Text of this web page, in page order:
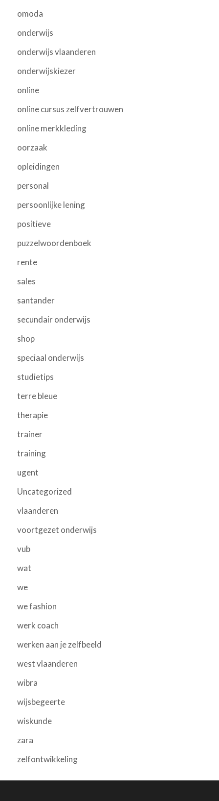
omoda
onderwijs
onderwijs vlaanderen
onderwijskiezer
online
online cursus zelfvertrouwen
online merkkleding
oorzaak
opleidingen
personal
persoonlijke lening
positieve
puzzelwoordenboek
rente
sales
santander
secundair onderwijs
shop
speciaal onderwijs
studietips
terre bleue
therapie
trainer
training
ugent
Uncategorized
vlaanderen
voortgezet onderwijs
vub
wat
we
we fashion
werk coach
werken aan je zelfbeeld
west vlaanderen
wibra
wijsbegeerte
wiskunde
zara
zelfontwikkeling